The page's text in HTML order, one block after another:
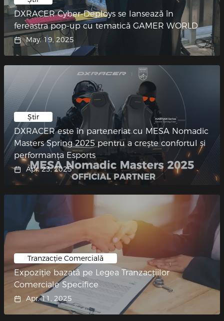
DXRACER Cyber-Deploys se lansează în
fereastra pop-up cu tematică GAMER WORLD
May. 19, 2025
Știr
DXRACER este în parteneriat cu MESA Nomadic
Masters Spring 2025 pentru a crește confortul și
performanța Esports
Apr. 23, 2025
Tranzacție Comercială
Expoziție bazată pe Legea Tranzacțiilor
Comerciale Specifice
Apr. 11, 2025